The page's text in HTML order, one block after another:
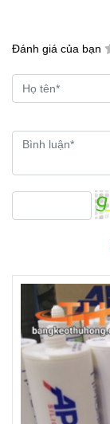
Đánh giá của bạn